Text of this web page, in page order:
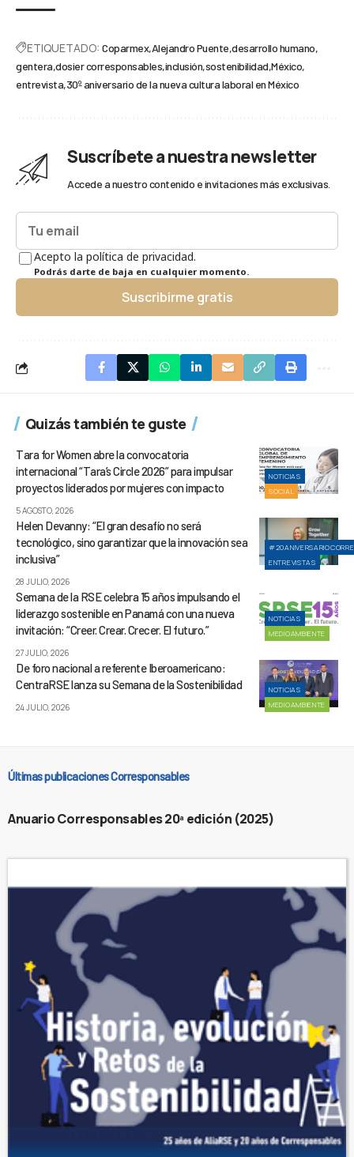
ETIQUETADO: Coparmex Alejandro Puente desarrollo humano
gentera dosier corresponsables inclusión sostenibilidad México
entrevista 30º aniversario de la nueva cultura laboral en México
Suscríbete a nuestra newsletter
Accede a nuestro contenido e invitaciones más exclusivas.
Acepto la política de privacidad.
Podrás darte de baja en cualquier momento.
Suscribirme gratis
Quizás también te guste
NOTICIAS
SOCIAL
Tara for Women abre la convocatoria
internacional “Tara’s Circle 2026” para impulsar
proyectos liderados por mujeres con impacto
5 AGOSTO, 2026
ENTREVISTAS
Helen Devanny: “El gran desafío no será
tecnológico, sino garantizar que la innovación sea
inclusiva”
28 JULIO, 2026
NOTICIAS
MEDIOAMBIENTE
Semana de la RSE celebra 15 años impulsando el
liderazgo sostenible en Panamá con una nueva
invitación: “Creer. Crear. Crecer. El futuro.”
27 JULIO, 2026
NOTICIAS
MEDIOAMBIENTE
De foro nacional a referente Iberoamericano:
CentraRSE lanza su Semana de la Sostenibilidad
24 JULIO, 2026
Últimas publicaciones Corresponsables
Anuario Corresponsables 20ª edición (2025)